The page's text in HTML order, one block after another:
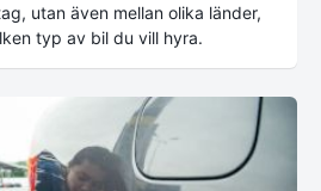
utan även mellan olika länder,
typ av bil du vill hyra.